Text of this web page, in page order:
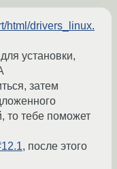
html/drivers_linux.
установки,
затем
то тебе поможет
, после этого